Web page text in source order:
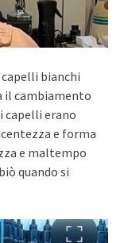
bianchi
il cambiamento
capelli erano
e forma
e maltempo
quando si